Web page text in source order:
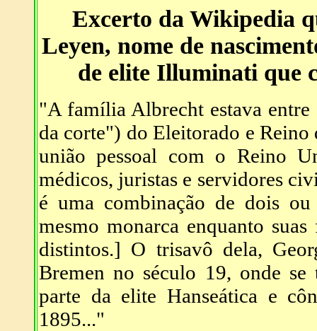
Excerto da Wikipedia
Leyen, nome de
de elite Illuminati que
"A família Albrecht estava
da corte") do Eleitorado e
união pessoal com o Reino
médicos, juristas e servidores
é uma combinação de dois
mesmo monarca enquanto
distintos.] O trisavô dela,
Bremen no século 19, onde
parte da elite Hanseática e
1895..."